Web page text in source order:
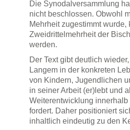
Die Synodalversammlung
nicht beschlossen. Obwohl
Mehrheit zugestimmt wurde,
Zweidrittelmehrheit der
werden.
Der Text gibt deutlich
Langem in der konkreten
von Kindern, Jugendlichen
in seiner Arbeit (er)lebt und
Weiterentwicklung innerhalb
fordert. Daher positioniert
inhaltlich eindeutig zu den